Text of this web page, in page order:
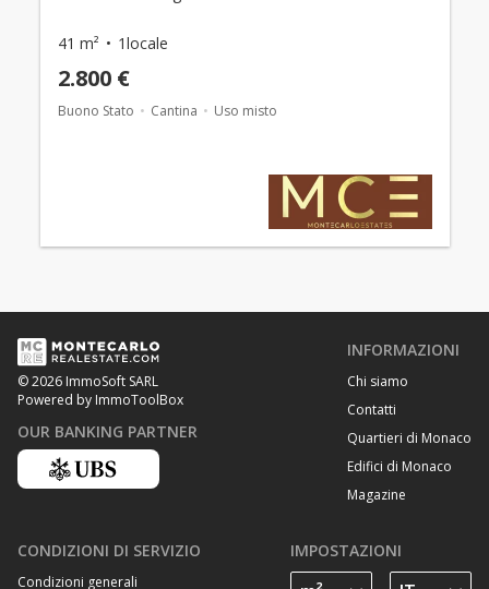
41 m² 1locale
2.800 €
Buono Stato Cantina Uso misto
© 2026 ImmoSoft SARL
Powered by ImmoToolBox
OUR BANKING PARTNER
INFORMAZIONI
Chi siamo
Contatti
Quartieri di Monaco
Edifici di Monaco
Magazine
CONDIZIONI DI SERVIZIO
Condizioni generali
IMPOSTAZIONI